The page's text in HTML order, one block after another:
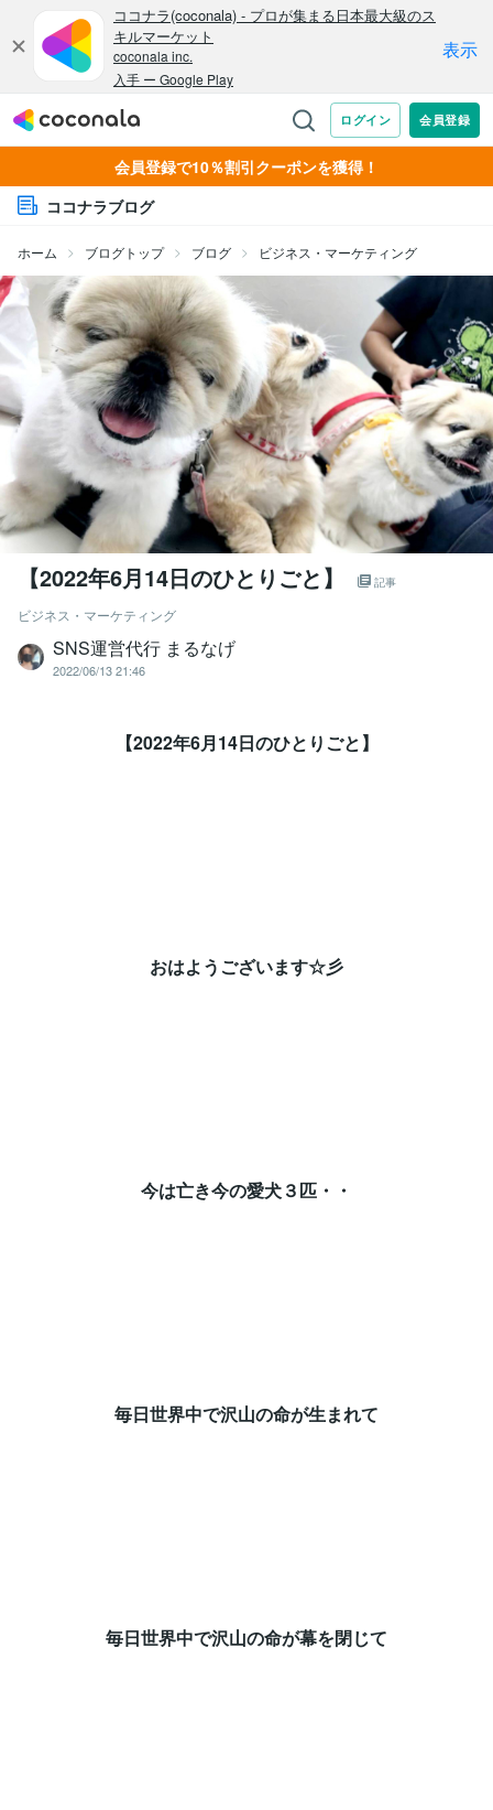
会員登録で10％割引クーポンを獲得！
ココナラブログ
ホーム ブログトップ ブログ ビジネス・マーケティング
【2022年6月14日のひとりごと】⁡ 記事
ビジネス・マーケティング
SNS運営代行 まるなげ
2022/06/13 21:46
【2022年6月14日のひとりごと】⁡
おはようございます☆彡⁡
今は亡き今の愛犬３匹・・⁡
毎日世界中で沢山の命が生まれて⁡
毎日世界中で沢山の命が幕を閉じて⁡